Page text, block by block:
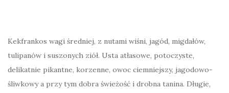
Kekfrankos wagi średniej, z nutami wiśni, jagód, migdałów,
tulipanów i suszonych ziół. Usta atłasowe, potoczyste,
delikatnie pikantne, korzenne, owoc ciemniejszy, jagodowo-
śliwkowy a przy tym dobra świeżość i drobna tanina. Długie,